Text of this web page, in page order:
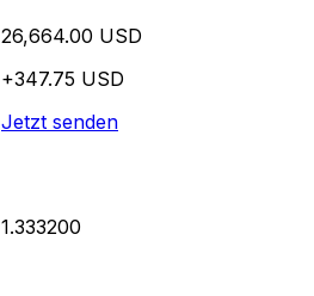
26,664.00 USD
+347.75 USD
Jetzt senden
1.333200